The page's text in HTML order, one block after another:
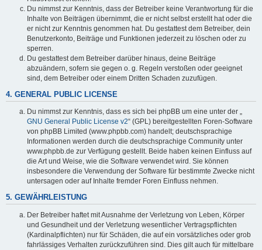
Du nimmst zur Kenntnis, dass der Betreiber keine Verantwortung für die
Inhalte von Beiträgen übernimmt, die er nicht selbst erstellt hat oder die
er nicht zur Kenntnis genommen hat. Du gestattest dem Betreiber, dein
Benutzerkonto, Beiträge und Funktionen jederzeit zu löschen oder zu
sperren.
Du gestattest dem Betreiber darüber hinaus, deine Beiträge
abzuändern, sofern sie gegen o. g. Regeln verstoßen oder geeignet
sind, dem Betreiber oder einem Dritten Schaden zuzufügen.
4. GENERAL PUBLIC LICENSE
Du nimmst zur Kenntnis, dass es sich bei phpBB um eine unter der „
GNU General Public License v2“ (GPL) bereitgestellten Foren-Software
von phpBB Limited (www.phpbb.com) handelt; deutschsprachige
Informationen werden durch die deutschsprachige Community unter
www.phpbb.de zur Verfügung gestellt. Beide haben keinen Einfluss auf
die Art und Weise, wie die Software verwendet wird. Sie können
insbesondere die Verwendung der Software für bestimmte Zwecke nicht
untersagen oder auf Inhalte fremder Foren Einfluss nehmen.
5. GEWÄHRLEISTUNG
Der Betreiber haftet mit Ausnahme der Verletzung von Leben, Körper
und Gesundheit und der Verletzung wesentlicher Vertragspflichten
(Kardinalpflichten) nur für Schäden, die auf ein vorsätzliches oder grob
fahrlässiges Verhalten zurückzuführen sind. Dies gilt auch für mittelbare